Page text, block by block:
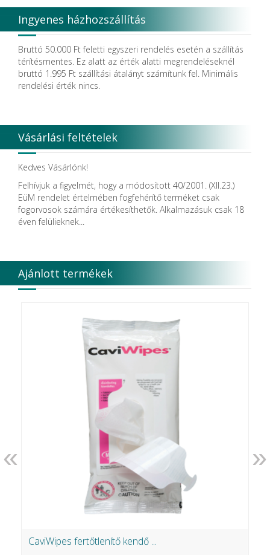
Ingyenes házhozszállítás
Bruttó 50.000 Ft feletti egyszeri rendelés esetén a szállítás
térítésmentes. Ez alatt az érték alatti megrendeléseknél
bruttó 1.995 Ft szállítási átalányt számítunk fel. Minimális
rendelési érték nincs.
Vásárlási feltételek
Kedves Vásárlónk!
Felhívjuk a figyelmét, hogy a módosított 40/2001. (XII.23.)
EüM rendelet értelmében fogfehérítő terméket csak
fogorvosok számára értékesíthetők. Alkalmazásuk csak 18
éven felülieknek...
Ajánlott termékek
CaviWipes fertőtlenítő kendő ...
« »